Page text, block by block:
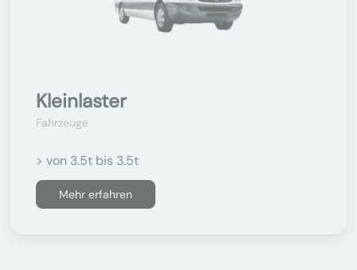
Kleinlaster
Fahrzeuge
> von 3.5t bis 3.5t
Mehr erfahren